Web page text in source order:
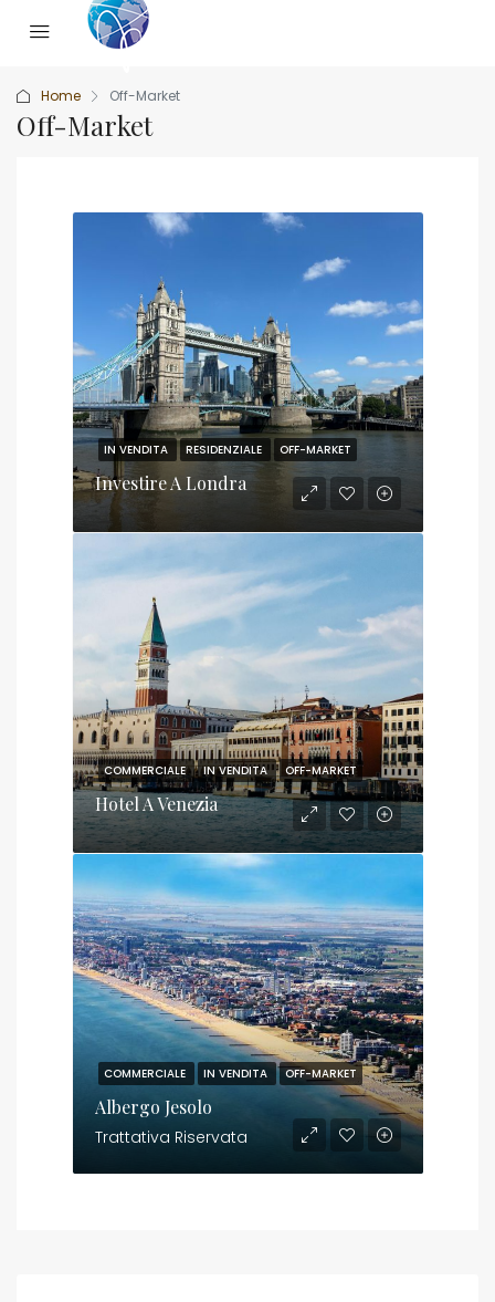
Home Off-Market
Off-Market
IN VENDITA RESIDENZIALE OFF-MARKET
Investire A Londra
COMMERCIALE IN VENDITA OFF-MARKET
Hotel A Venezia
COMMERCIALE IN VENDITA OFF-MARKET
Albergo Jesolo
Trattativa Riservata